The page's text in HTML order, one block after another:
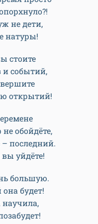
недавно
были,
просто
натуры!
стоите
событий,